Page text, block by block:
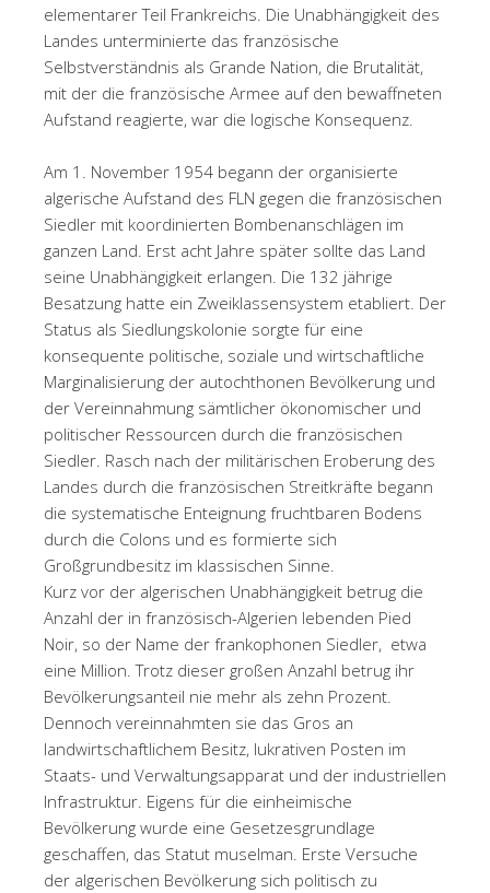
elementarer Teil Frankreichs. Die Unabhängigkeit des
Landes unterminierte das französische
Selbstverständnis als Grande Nation, die Brutalität,
mit der die französische Armee auf den bewaffneten
Aufstand reagierte, war die logische Konsequenz.
Am 1. November 1954 begann der organisierte
algerische Aufstand des FLN gegen die französischen
Siedler mit koordinierten Bombenanschlägen im
ganzen Land. Erst acht Jahre später sollte das Land
seine Unabhängigkeit erlangen. Die 132 jährige
Besatzung hatte ein Zweiklassensystem etabliert. Der
Status als Siedlungskolonie sorgte für eine
konsequente politische, soziale und wirtschaftliche
Marginalisierung der autochthonen Bevölkerung und
der Vereinnahmung sämtlicher ökonomischer und
politischer Ressourcen durch die französischen
Siedler. Rasch nach der militärischen Eroberung des
Landes durch die französischen Streitkräfte begann
die systematische Enteignung fruchtbaren Bodens
durch die Colons und es formierte sich
Großgrundbesitz im klassischen Sinne.
Kurz vor der algerischen Unabhängigkeit betrug die
Anzahl der in französisch-Algerien lebenden Pied
Noir, so der Name der frankophonen Siedler, etwa
eine Million. Trotz dieser großen Anzahl betrug ihr
Bevölkerungsanteil nie mehr als zehn Prozent.
Dennoch vereinnahmten sie das Gros an
landwirtschaftlichem Besitz, lukrativen Posten im
Staats- und Verwaltungsapparat und der industriellen
Infrastruktur. Eigens für die einheimische
Bevölkerung wurde eine Gesetzesgrundlage
geschaffen, das Statut muselman. Erste Versuche
der algerischen Bevölkerung sich politisch zu